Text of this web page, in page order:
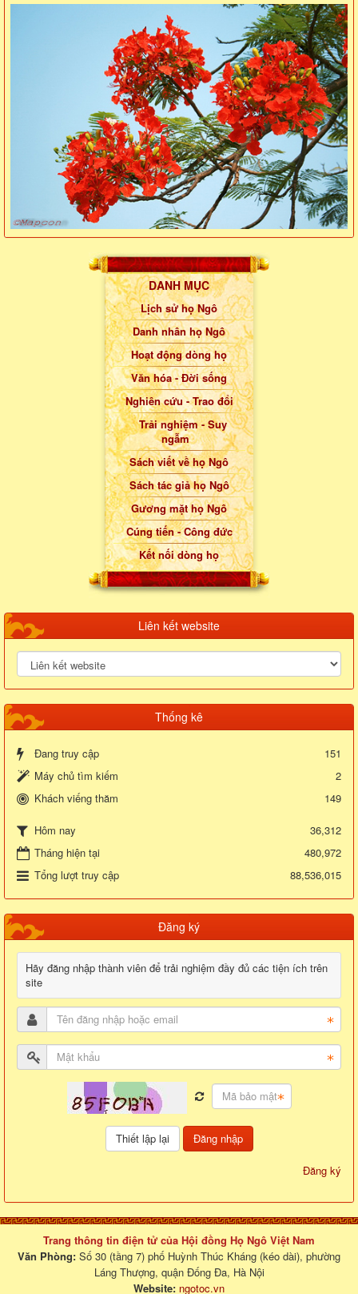
DANH MỤC
Lịch sử họ Ngô
Danh nhân họ Ngô
Hoạt động dòng họ
Văn hóa - Đời sống
Nghiên cứu - Trao đổi
Trải nghiệm - Suy
ngẫm
Sách viết về họ Ngô
Sách tác giả họ Ngô
Gương mặt họ Ngô
Cúng tiến - Công đức
Kết nối dòng họ
Liên kết website
Thống kê
Đang truy cập
151
Máy chủ tìm kiếm
2
Khách viếng thăm
149
Hôm nay
36,312
Tháng hiện tại
480,972
Tổng lượt truy cập
88,536,015
Đăng ký
Hãy đăng nhập thành viên để trải nghiệm đầy đủ các tiện ích trên
site
Đăng nhập
Đăng ký
Trang thông tin điện tử của Hội đồng Họ Ngô Việt Nam
Văn Phòng: Số 30 (tầng 7) phố Huỳnh Thúc Kháng (kéo dài), phường
Láng Thượng, quận Đống Đa, Hà Nội
Website: ngotoc.vn